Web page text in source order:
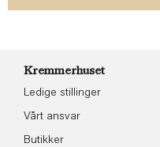
Kremmerhuset
Ledige stillinger
Vårt ansvar
Butikker